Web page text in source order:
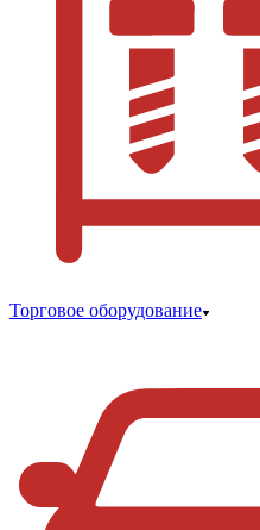
Торговое оборудование